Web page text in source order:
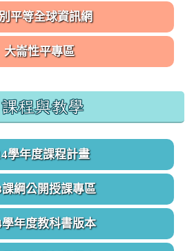
平等全球資訊網
大崙性平專區
課程與教學
學年度課程計畫
課綱公開授課專區
學年度教科書版本